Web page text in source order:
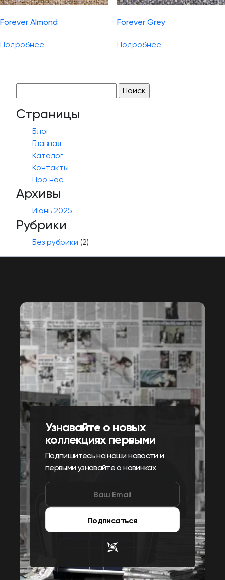
Forever Almond
Подробнее
Forever Grey
Подробнее
Страницы
Блог
Главная
Каталог
Контакты
Про нас
Архивы
Июнь 2025
Рубрики
Без рубрики (2)
Узнавайте о новых
коллекциях первыми
Подпишитесь на наши новости и
первыми узнавайте о новинках
Подписаться